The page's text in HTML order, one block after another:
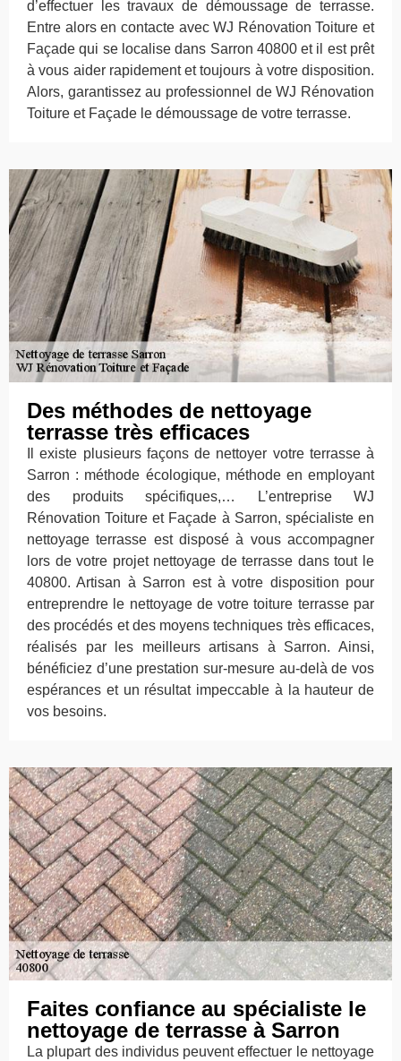
d’effectuer les travaux de démoussage de terrasse.
Entre alors en contacte avec WJ Rénovation Toiture et
Façade qui se localise dans Sarron 40800 et il est prêt
à vous aider rapidement et toujours à votre disposition.
Alors, garantissez au professionnel de WJ Rénovation
Toiture et Façade le démoussage de votre terrasse.
Des méthodes de nettoyage
terrasse très efficaces
Il existe plusieurs façons de nettoyer votre terrasse à
Sarron : méthode écologique, méthode en employant
des produits spécifiques,… L’entreprise WJ
Rénovation Toiture et Façade à Sarron, spécialiste en
nettoyage terrasse est disposé à vous accompagner
lors de votre projet nettoyage de terrasse dans tout le
40800. Artisan à Sarron est à votre disposition pour
entreprendre le nettoyage de votre toiture terrasse par
des procédés et des moyens techniques très efficaces,
réalisés par les meilleurs artisans à Sarron. Ainsi,
bénéficiez d’une prestation sur-mesure au-delà de vos
espérances et un résultat impeccable à la hauteur de
vos besoins.
Faites confiance au spécialiste le
nettoyage de terrasse à Sarron
La plupart des individus peuvent effectuer le nettoyage